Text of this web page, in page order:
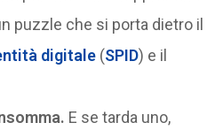
puzzle che si porta dietro il
digitale(SPID) e il
E se tarda uno,